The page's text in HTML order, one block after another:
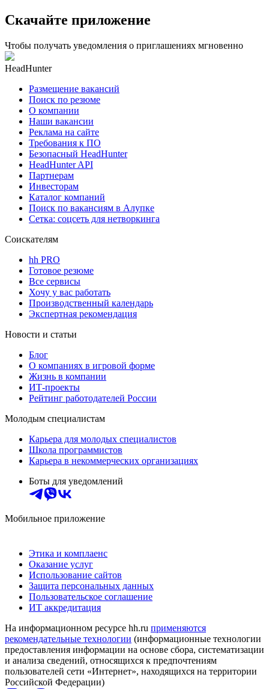
Скачайте приложение
Чтобы получать уведомления о приглашениях мгновенно
HeadHunter
Размещение вакансий
Поиск по резюме
О компании
Наши вакансии
Реклама на сайте
Требования к ПО
Безопасный HeadHunter
HeadHunter API
Партнерам
Инвесторам
Каталог компаний
Поиск по вакансиям в Алупке
Сетка: соцсеть для нетворкинга
Соискателям
hh PRO
Готовое резюме
Все сервисы
Хочу у вас работать
Производственный календарь
Экспертная рекомендация
Новости и статьи
Блог
О компаниях в игровой форме
Жизнь в компании
ИТ-проекты
Рейтинг работодателей России
Молодым специалистам
Карьера для молодых специалистов
Школа программистов
Карьера в некоммерческих организациях
Боты для уведомлений
Мобильное приложение
Этика и комплаенс
Оказание услуг
Использование сайтов
Защита персональных данных
Пользовательское соглашение
ИТ аккредитация
На информационном ресурсе hh.ru применяются
рекомендательные технологии (информационные технологии
предоставления информации на основе сбора, систематизации
и анализа сведений, относящихся к предпочтениям
пользователей сети «Интернет», находящихся на территории
Российской Федерации)